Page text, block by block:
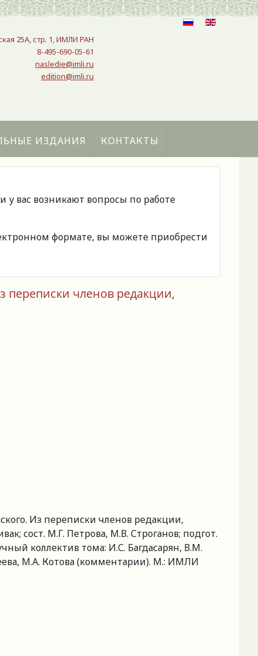
25A, стр. 1, ИМЛИ РАН
8-495-690-05-61
nasledie@imli.ru
edition@imli.ru
ИЗДАНИЯ КОНТАКТЫ
у вас возникают вопросы по работе
формате, вы можете приобрести
переписки членов редакции,
Из переписки членов редакции,
сост. М.Г. Петрова, М.В. Строганов; подгот.
коллектив тома: И.С. Багдасарян, В.М.
М.А. Котова (комментарии). М.: ИМЛИ